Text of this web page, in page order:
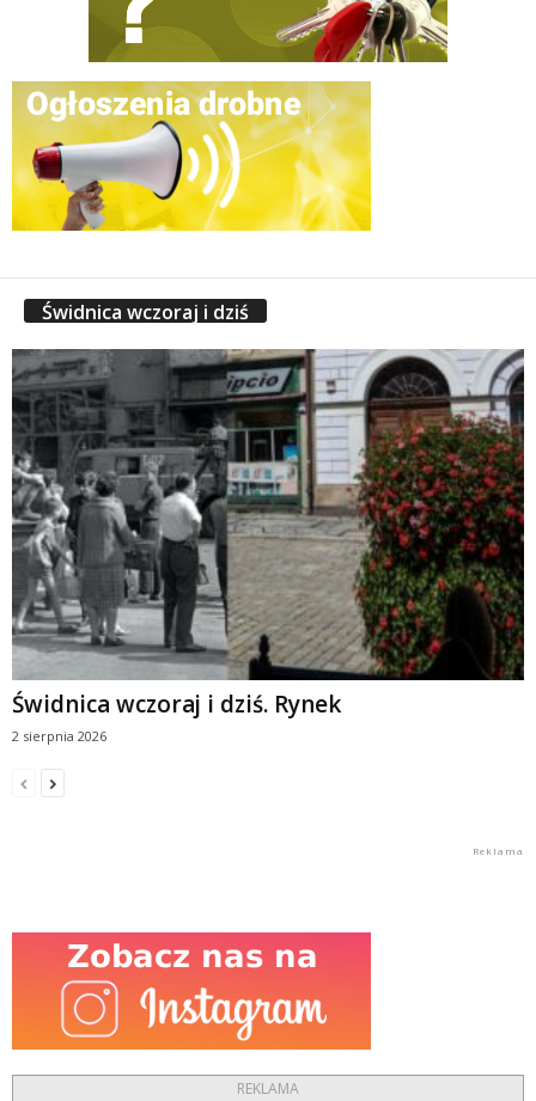
Świdnica wczoraj i dziś
Świdnica wczoraj i dziś. Rynek
2 sierpnia 2026
REKLAMA